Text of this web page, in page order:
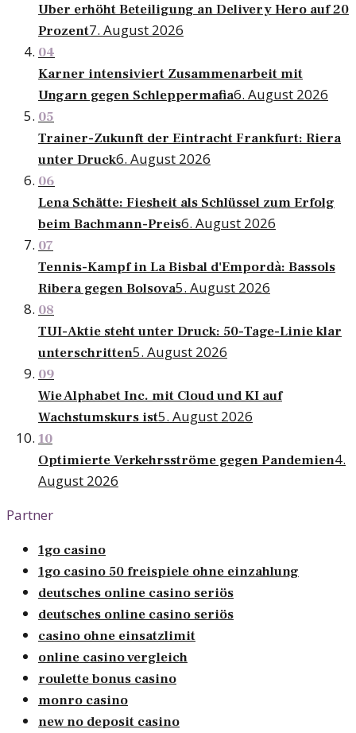
Uber erhöht Beteiligung an Delivery Hero auf 20
Prozent7. August 2026
04
Karner intensiviert Zusammenarbeit mit
Ungarn gegen Schleppermafia6. August 2026
05
Trainer-Zukunft der Eintracht Frankfurt: Riera
unter Druck6. August 2026
06
Lena Schätte: Fiesheit als Schlüssel zum Erfolg
beim Bachmann-Preis6. August 2026
07
Tennis-Kampf in La Bisbal d'Empordà: Bassols
Ribera gegen Bolsova5. August 2026
08
TUI-Aktie steht unter Druck: 50-Tage-Linie klar
unterschritten5. August 2026
09
Wie Alphabet Inc. mit Cloud und KI auf
Wachstumskurs ist5. August 2026
10
Optimierte Verkehrsströme gegen Pandemien4.
August 2026
Partner
1go casino
1go casino 50 freispiele ohne einzahlung
deutsches online casino seriös
deutsches online casino seriös
casino ohne einsatzlimit
online casino vergleich
roulette bonus casino
monro casino
new no deposit casino